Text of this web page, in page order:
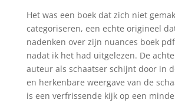
Het was een boek dat zich niet
categoriseren, een echte origineel
nadenken over zijn nuances boek
nadat ik het had uitgelezen. De
auteur als schaatser schijnt door in
en herkenbare weergave van de
is een verfrissende kijk op een